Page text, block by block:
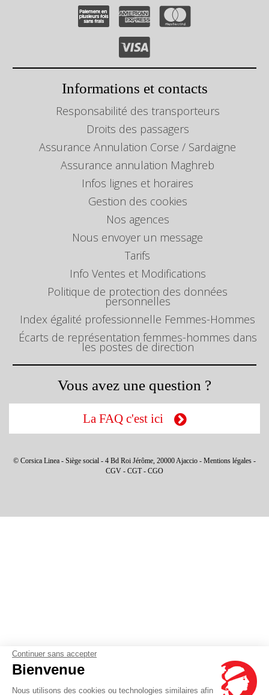
Continuer sans accepter
Bienvenue
Nous utilisons des cookies ou technologies similaires afin
Informations et contacts
Responsabilité des transporteurs
Droits des passagers
Assurance Annulation Corse / Sardaigne
Assurance annulation Maghreb
Infos lignes et horaires
Gestion des cookies
Nos agences
Nous envoyer un message
Tarifs
Info Ventes et Modifications
Politique de protection des données
personnelles
Index égalité professionnelle Femmes-Hommes
Écarts de représentation femmes-hommes dans
les postes de direction
Vous avez une question ?
La FAQ c'est ici
© Corsica Linea - Siège social - 4 Bd Roi Jérôme, 20000 Ajaccio - Mentions légales -
CGV - CGT- CGO